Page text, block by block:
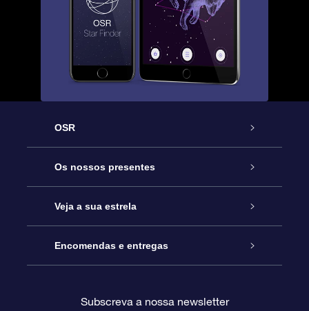
OSR
Serviço
Contactos
O Blog
Os nossos presentes
Prenda Star Online
Pacote Prenda OSR
Veja a sua estrela
Registo de Estrela
Encomendas e entregas
Subscreva a nossa newsletter